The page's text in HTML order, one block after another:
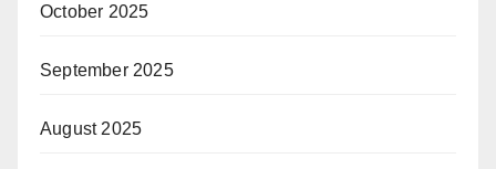
October 2025
September 2025
August 2025